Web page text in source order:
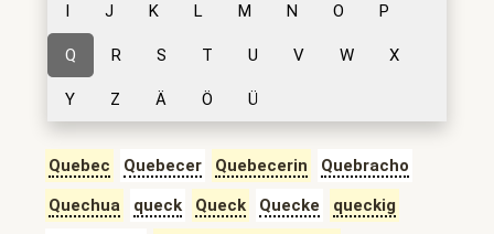
I J K L M N O P
Q R S T U V W X
Y Z Ä Ö Ü
Quebec Quebecer Quebecerin
Quebracho
Quechua
queck Queck Quecke
queckig